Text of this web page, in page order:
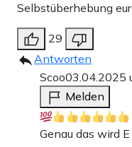
Selbstüberhebung
29
Antworten
Scoo03.04.2025
Melden
Genau das wird